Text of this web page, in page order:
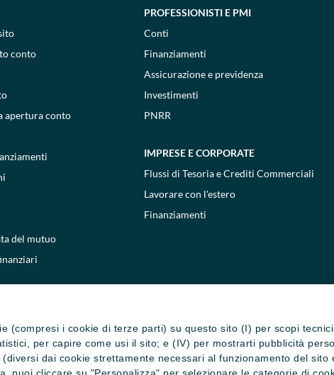
(compresi i cookie di terze parti) su questo sito (I) per scopi
per capire come usi il sito; e (IV) per mostrarti pubblicità
dai cookie strettamente necessari al funzionamento del
conto
apertura conto
del mutuo
PROFESSIONISTI E PMI
Conti
Finanziamenti
Assicurazione e previdenza
Investimenti
PNRR
IMPRESE E CORPORATE
Flussi di Tesoria e Crediti Commerciali
Lavorare con l'estero
Finanziamenti